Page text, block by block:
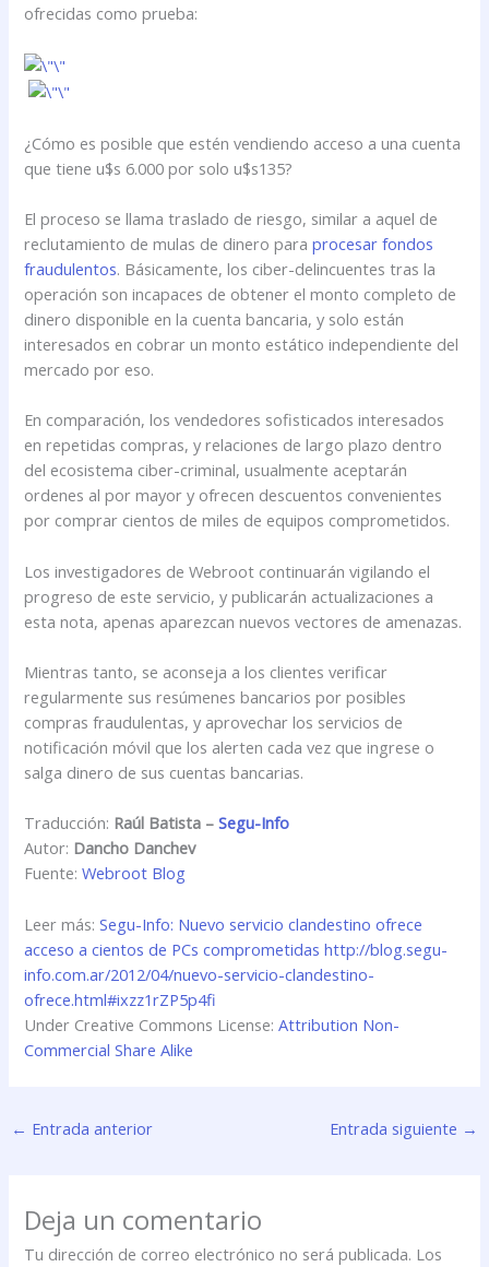
ofrecidas como prueba:
¿Cómo es posible que estén vendiendo acceso a una cuenta
que tiene u$s 6.000 por solo u$s135?
El proceso se llama traslado de riesgo, similar a aquel de
reclutamiento de mulas de dinero paraprocesar fondos
fraudulentos. Básicamente, los ciber-delincuentes tras la
operación son incapaces de obtener el monto completo de
dinero disponible en la cuenta bancaria, y solo están
interesados en cobrar un monto estático independiente del
mercado por eso.
En comparación, los vendedores sofisticados interesados
en repetidas compras, y relaciones de largo plazo dentro
del ecosistema ciber-criminal, usualmente aceptarán
ordenes al por mayor y ofrecen descuentos convenientes
por comprar cientos de miles de equipos comprometidos.
Los investigadores de Webroot continuarán vigilando el
progreso de este servicio, y publicarán actualizaciones a
esta nota, apenas aparezcan nuevos vectores de amenazas.
Mientras tanto, se aconseja a los clientes verificar
regularmente sus resúmenes bancarios por posibles
compras fraudulentas, y aprovechar los servicios de
notificación móvil que los alerten cada vez que ingrese o
salga dinero de sus cuentas bancarias.
Traducción: Raúl Batista –Segu-Info
Autor: Dancho Danchev
Fuente:Webroot Blog
Leer más:Segu-Info: Nuevo servicio clandestino ofrece
acceso a cientos de PCs comprometidas http://blog.segu-
info.com.ar/2012/04/nuevo-servicio-clandestino-
ofrece.html#ixzz1rZP5p4fi
Under Creative Commons License:Attribution Non-
Commercial Share Alike
← Entrada anterior Entrada siguiente →
Deja un comentario
Tu dirección de correo electrónico no será publicada. Los